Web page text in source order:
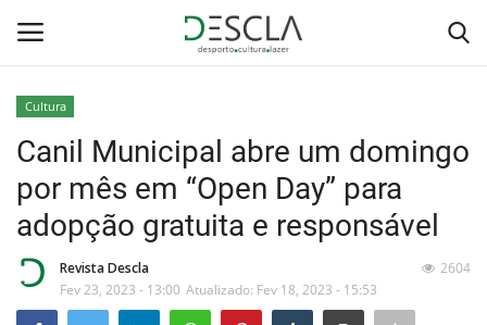
Home
...by Descla
Desporto
Cultura
Canil Municipal abre um domingo
por mês em “Open Day” para
adopção gratuita e responsável
Revista Descla
Fev 23, 2023 - 13:00 Atualizado: Fev 18, 2023 - 15:53
2604